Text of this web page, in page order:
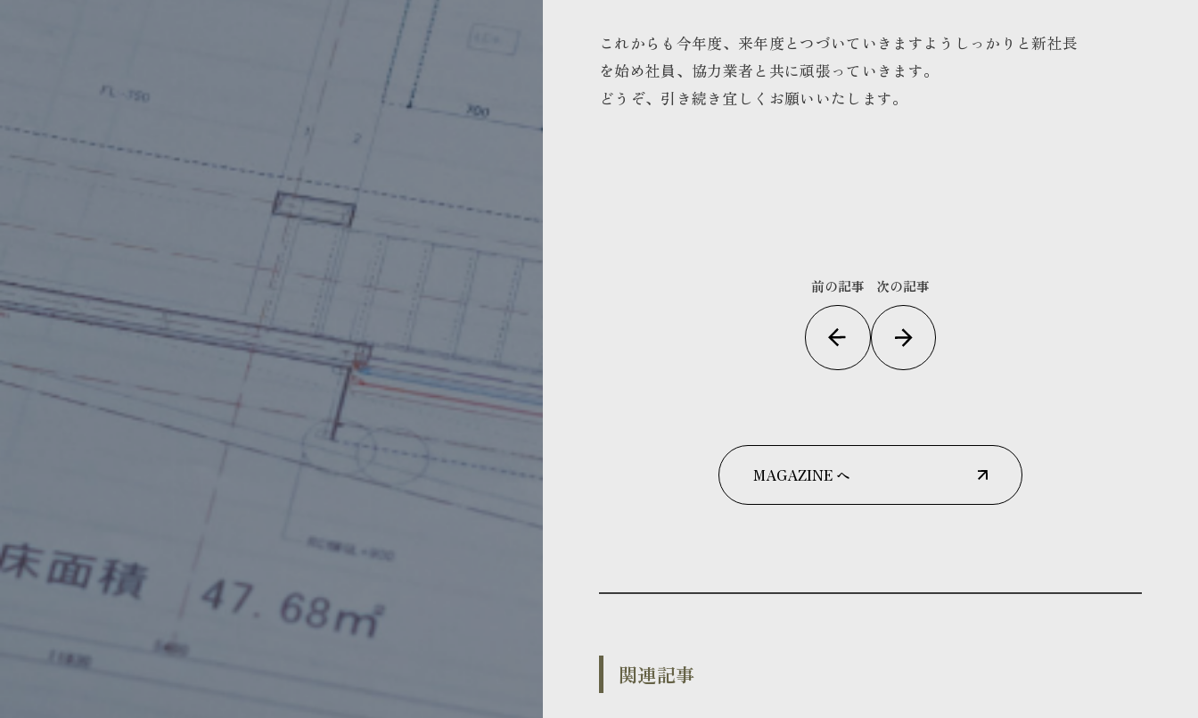
これからも今年度、来年度とつづいていきますようしっかりと新社長
を始め社員、協力業者と共に頑張っていきます。
どうぞ、引き続き宜しくお願いいたします。
前の記事 次の記事
MAGAZINE へ
関連記事